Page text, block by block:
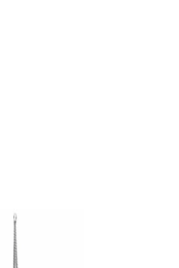
Prețul
curent
este:
89.00 lei.